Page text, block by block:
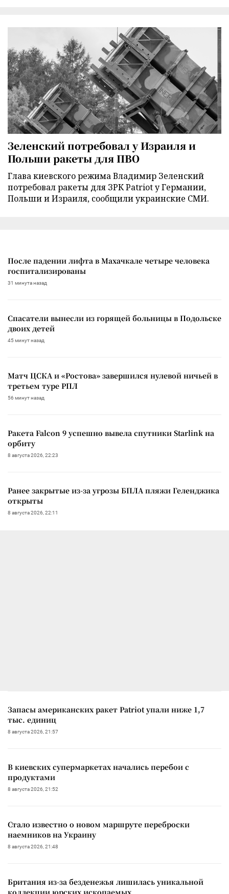
Зеленский потребовал у Израиля и
Польши ракеты для ПВО
Глава киевского режима Владимир Зеленский
потребовал ракеты для ЗРК Patriot у Германии,
Польши и Израиля, сообщили украинские СМИ.
После падении лифта в Махачкале четыре человека
госпитализированы
31 минута назад
Спасатели вынесли из горящей больницы в Подольске
двоих детей
45 минут назад
Матч ЦСКА и «Ростова» завершился нулевой ничьей в
третьем туре РПЛ
56 минут назад
Ракета Falcon 9 успешно вывела спутники Starlink на
орбиту
8 августа 2026, 22:23
Ранее закрытые из-за угрозы БПЛА пляжи Геленджика
открыты
8 августа 2026, 22:11
Запасы американских ракет Patriot упали ниже 1,7
тыс. единиц
8 августа 2026, 21:57
В киевских супермаркетах начались перебои с
продуктами
8 августа 2026, 21:52
Стало известно о новом маршруте переброски
наемников на Украину
8 августа 2026, 21:48
Британия из-за безденежья лишилась уникальной
коллекции юрских ископаемых